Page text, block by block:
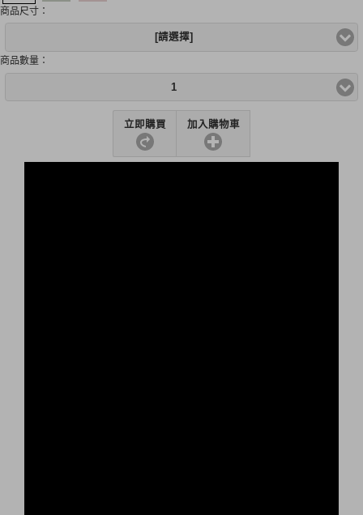
商品尺寸：
[請選擇]
商品數量：
1
立即購買 加入購物車